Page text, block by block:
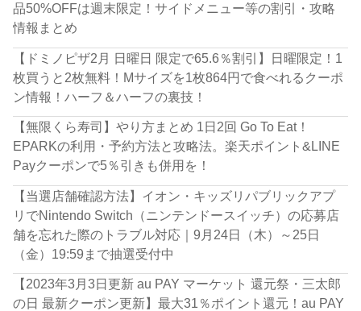
品50%OFFは週末限定！サイドメニュー等の割引・攻略
情報まとめ
【ドミノピザ2月 日曜日 限定で65.6％割引】日曜限定！1
枚買うと2枚無料！Mサイズを1枚864円で食べれるクーポ
ン情報！ハーフ＆ハーフの裏技！
【無限くら寿司】やり方まとめ 1日2回 Go To Eat！
EPARKの利用・予約方法と攻略法。楽天ポイント&LINE
Payクーポンで5％引きも併用を！
【当選店舗確認方法】イオン・キッズリパブリックアプ
リでNintendo Switch（ニンテンドースイッチ）の応募店
舗を忘れた際のトラブル対応｜9月24日（木）～25日
（金）19:59まで抽選受付中
【2023年3月3日更新 au PAY マーケット 還元祭・三太郎
の日 最新クーポン更新】最大31％ポイント還元！au PAY